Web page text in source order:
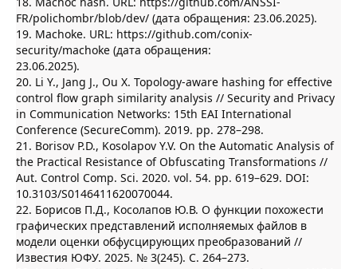
FR/polichombr/blob/dev/ (дата обращения: 23.06.2025).
19. Machoke. URL: https://github.com/conix-
security/machoke (дата обращения:
23.06.2025).
20. Li Y., Jang J., Ou X. Topology-aware hashing for effective
control flow graph similarity analysis // Security and Privacy
in Communication Networks: 15th EAI International
Conference (SecureComm). 2019. pp. 278–298.
21. Borisov P.D., Kosolapov Y.V. On the Automatic Analysis of
the Practical Resistance of Obfuscating Transformations //
Aut. Control Comp. Sci. 2020. vol. 54. pp. 619–629. DOI:
10.3103/S0146411620070044.
22. Борисов П.Д., Косолапов Ю.В. О функции похожести
графических представлений исполняемых файлов в
модели оценки обфусцирующих преобразований //
Известия ЮФУ. 2025. № 3(245). С. 264–273.